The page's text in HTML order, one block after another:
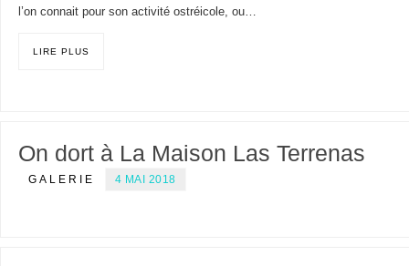
l’on connait pour son activité ostréicole, ou…
LIRE PLUS
On dort à La Maison Las Terrenas
GALERIE 4 MAI 2018